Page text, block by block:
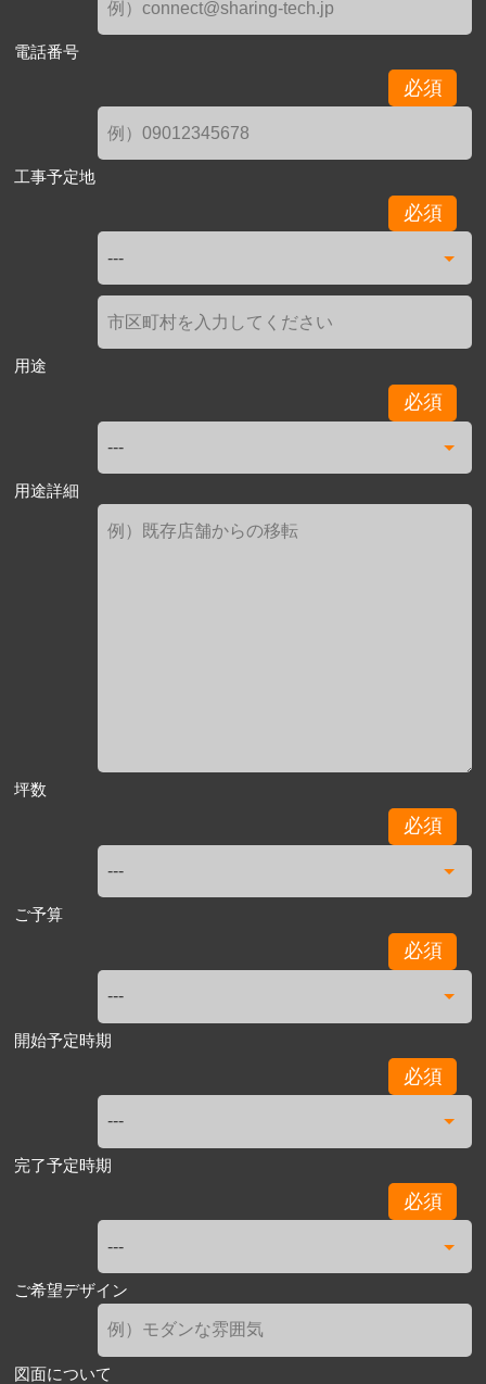
電話番号
必須
工事予定地
必須
用途
必須
用途詳細
坪数
必須
ご予算
必須
開始予定時期
必須
完了予定時期
必須
ご希望デザイン
図面について